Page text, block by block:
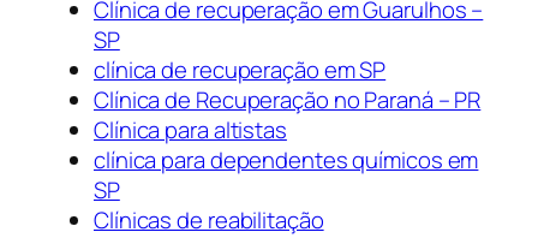
Clínica de recuperação em Guarulhos –
SP
clínica de recuperação em SP
Clínica de Recuperação no Paraná – PR
Clínica para altistas
clínica para dependentes químicos em
SP
Clínicas de reabilitação